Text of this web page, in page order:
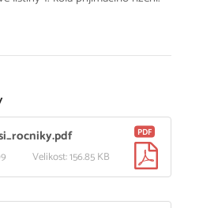
Velikost: 156.85 KB
PDF